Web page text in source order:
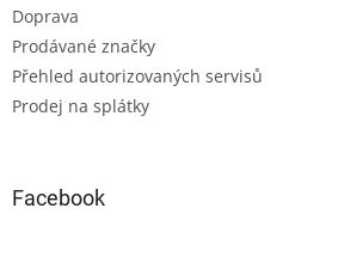
Doprava
Prodávané značky
Přehled autorizovaných servisů
Prodej na splátky
Facebook